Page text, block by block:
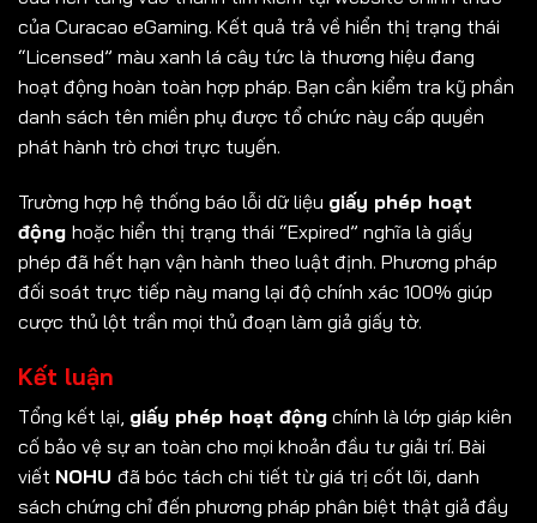
của Curacao eGaming. Kết quả trả về hiển thị trạng thái
“Licensed” màu xanh lá cây tức là thương hiệu đang
hoạt động hoàn toàn hợp pháp. Bạn cần kiểm tra kỹ phần
danh sách tên miền phụ được tổ chức này cấp quyền
phát hành trò chơi trực tuyến.
Trường hợp hệ thống báo lỗi dữ liệu giấy phép hoạt
động hoặc hiển thị trạng thái “Expired” nghĩa là giấy
phép đã hết hạn vận hành theo luật định. Phương pháp
đối soát trực tiếp này mang lại độ chính xác 100% giúp
cược thủ lột trần mọi thủ đoạn làm giả giấy tờ.
Kết luận
Tổng kết lại, giấy phép hoạt động chính là lớp giáp kiên
cố bảo vệ sự an toàn cho mọi khoản đầu tư giải trí. Bài
viết NOHU đã bóc tách chi tiết từ giá trị cốt lõi, danh
sách chứng chỉ đến phương pháp phân biệt thật giả đầy